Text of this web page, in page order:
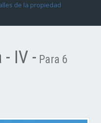
de la propiedad
IV - Para 6